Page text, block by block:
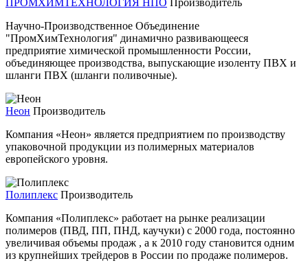
Научно-Производственное Объединение
"ПромХимТехнология" динамично развивающееся
предприятие химической промышленности России,
объединяющее производства, выпускающие изоленту ПВХ и
шланги ПВХ (шланги поливочные).
Неон Производитель
Компания «Неон» является предприятием по производству
упаковочной продукции из полимерных материалов
европейского уровня.
Полиплекс Производитель
Компания «Полиплекс» работает на рынке реализации
полимеров (ПВД, ПП, ПНД, каучуки) с 2000 года, постоянно
увеличивая объемы продаж , а к 2010 году становится одним
из крупнейших трейдеров в России по продаже полимеров.